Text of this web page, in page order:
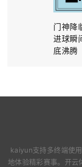
门神降
进球瞬
底沸腾
kaiyun支持多终端使
地体验精彩赛事。开云